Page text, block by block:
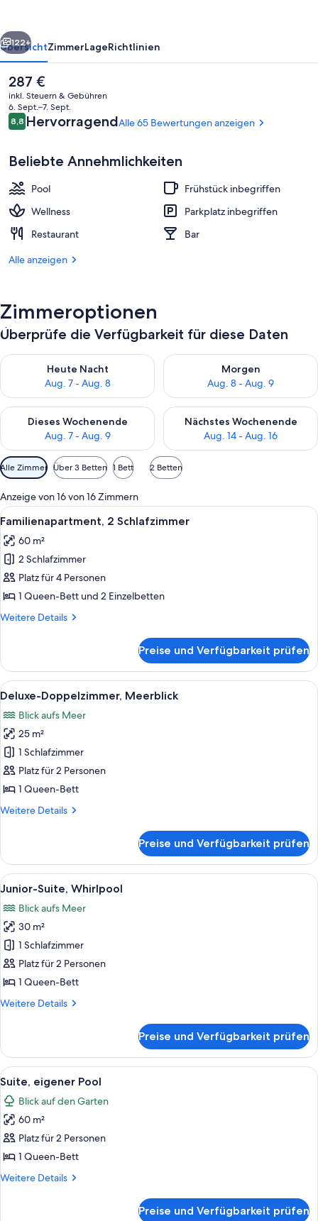
Am Strand, Liegestühle,
Weiter
122+
ÜbersichtZimmerLageRichtlinien
Der
aktuelle
Preis
beträgt
287 €.
287 €
inkl. Steuern & Gebühren
6. Sept.–7. Sept.
Bewertungen
8,88,8 von 10.
HervorragendAlle 65 Bewertungen anzeigen
Beliebte Annehmlichkeiten
Pool
Frühstück inbegriffen
Wellness
Parkplatz inbegriffen
Restaurant
Bar
Alle anzeigen
Zimmeroptionen
Überprüfe die Verfügbarkeit für diese Daten
Heute Nacht
Aug. 7 - Aug. 8
Überprüfe die Verfügbarkeit für heute Nacht, Aug. 7 - Aug. 8.
Morgen
Aug. 8 - Aug. 9
Überprüfe die Verfügbarkeit
Dieses Wochenende
Aug. 7 - Aug. 9
Überprüfe die Verfügbarkeit für dieses Wochenende, Aug. 7
Nächstes Wochenende
Aug. 14 - Aug. 16
Überprüfe die Verfügbarkeit
Verfügbare
Filter
für
Zimmer
Alle Zimmer Über 3 Betten 1 Bett 2 Betten
Anzeige von 16 von 16 Zimmern
Alle
Fotos
für
Familienapartment,
2 Schlafzimmer
anzeigen
Familienapartment, 2 Schlafzimmer
7
Familienapartment, 2 Schlafzimmer
60 m²
2 Schlafzimmer
Platz für 4 Personen
1 Queen-Bett und 2 Einzelbetten
Weitere Details
Weitere
2 Schlafzimmer
Preise und Verfügbarkeit prüfen
Alle
Fotos
für
Deluxe-
Doppelzimmer,
Meerblick
anzeigen
Ein modernes Hotelzimmer mit
3
Deluxe-Doppelzimmer, Meerblick
Blick aufs Meer
25 m²
1 Schlafzimmer
Platz für 2 Personen
1 Queen-Bett
Weitere Details
Weitere
Doppelzimmer,
Meerblick
Preise und Verfügbarkeit prüfen
Alle
Fotos
für
Junior-
Suite,
Whirlpool
anzeigen
Ein Balkon mit Whirlpool,
4
Junior-Suite, Whirlpool
Blick aufs Meer
30 m²
1 Schlafzimmer
Platz für 2 Personen
1 Queen-Bett
Weitere Details
Weitere
Suite,
Whirlpool
Preise und Verfügbarkeit prüfen
Alle
Fotos
für
Suite,
eigener
Pool
anzeigen
Ein Poolbereich mit Sonnensegel,
5
Suite, eigener Pool
Blick auf den Garten
60 m²
Platz für 2 Personen
1 Queen-Bett
Weitere Details
Weitere
Preise und Verfügbarkeit prüfen